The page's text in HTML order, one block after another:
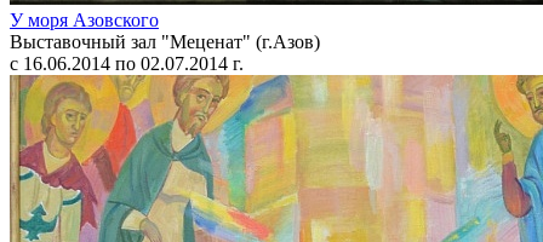
У моря Азовского
Выставочный зал "Меценат" (г.Азов)
с 16.06.2014 по 02.07.2014 г.